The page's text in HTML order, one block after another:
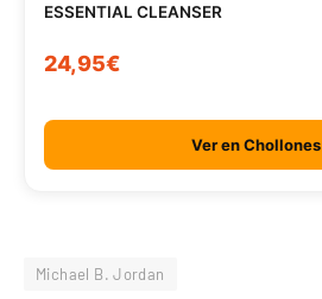
ESSENTIAL CLEANSER
24,95€
Ver en Chollones
Michael B. Jordan